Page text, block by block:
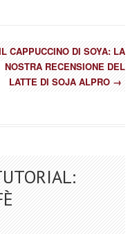
CAPPUCCINO DI SOYA: LA
NOSTRA RECENSIONE DEL
LATTE DI SOJA ALPRO→